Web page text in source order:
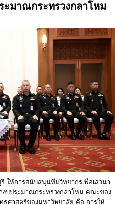
มาณกระทรวงกลาโหม
ให้การสนับสนุนทีมวิทยากรเพื่อเสวนา
งบประมาณกระทรวงกลาโหม คณะของ
ธศาสตร์ของมหาวิทยาลัย คือ การให้